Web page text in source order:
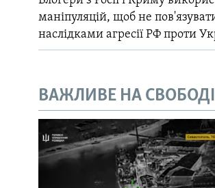
маніпуляцій, щоб не
наслідками агресії РФ проти
ВАЖЛИВЕ НА СВОБОДІ